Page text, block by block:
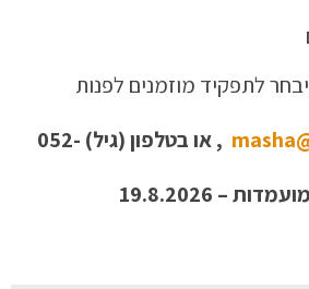
לתפקיד מוזמנים לפנות
, או בטלפון (גיל) 052-
– 19.8.2026